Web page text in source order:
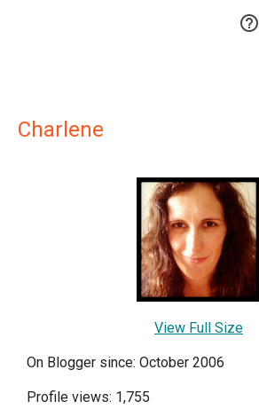

Charlene
View Full Size
On Blogger since: October 2006
Profile views: 1,755